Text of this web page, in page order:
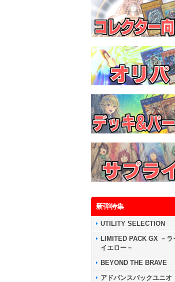
新弾特集
UTILITY SELECTION
LIMITED PACK GX －ラ
イエロー－
BEYOND THE BRAVE
アドバンスパックユニオ